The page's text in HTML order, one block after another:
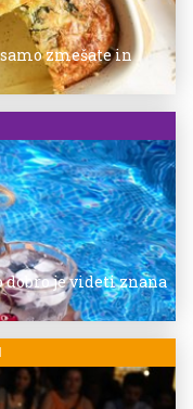
zmešate in
dobro je videti znana